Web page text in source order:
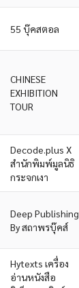
55 บุ๊คสตอล
CHINESE
EXHIBITION
TOUR
Decode.plus X
สำนักพิมพ์มูลนิธิ
กระจกเงา
Deep Publishing
By สถาพรบุ๊คส์
Hytexts เครื่อง
อ่านหนังสือ